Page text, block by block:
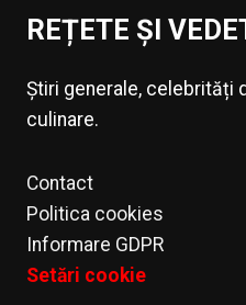
REȚETE ȘI
Știri generale, celebrități
culinare.
Contact
Politica cookies
Informare GDPR
Setări cookie